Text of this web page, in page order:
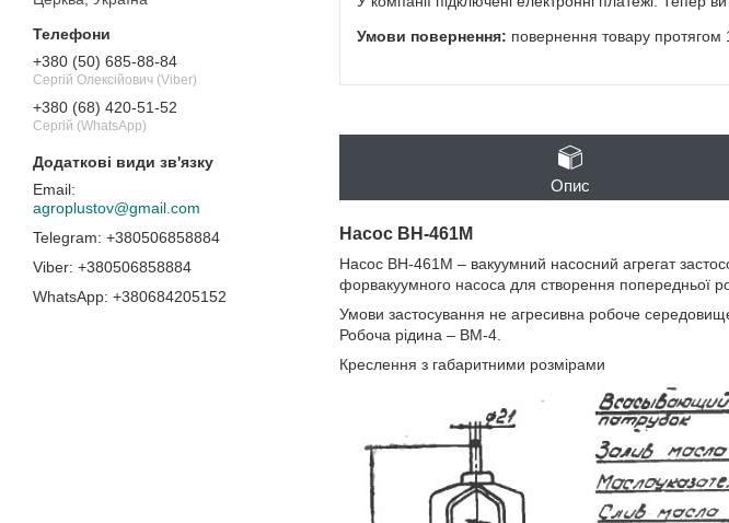
+380 (50) 685-88-84
Сергій Олексійович (Viber)
+380 (68) 420-51-52
Сергій (WhatsApp)
agroplustov@gmail.com
+380506858884
+380506858884
+380684205152
повернення товару протягом
Опис
Насос ВН-461М
Насос ВН-461М – вакуумний насосний агрегат
форвакуумного насоса для створення попередньої
Умови застосування не агресивна робоче
Робоча рідина – ВМ-4.
Креслення з габаритними розмірами